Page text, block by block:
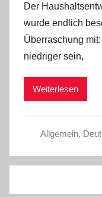
Der
wurde endlich
Überraschung
niedriger sein,
Weiterlesen
Allgemein,